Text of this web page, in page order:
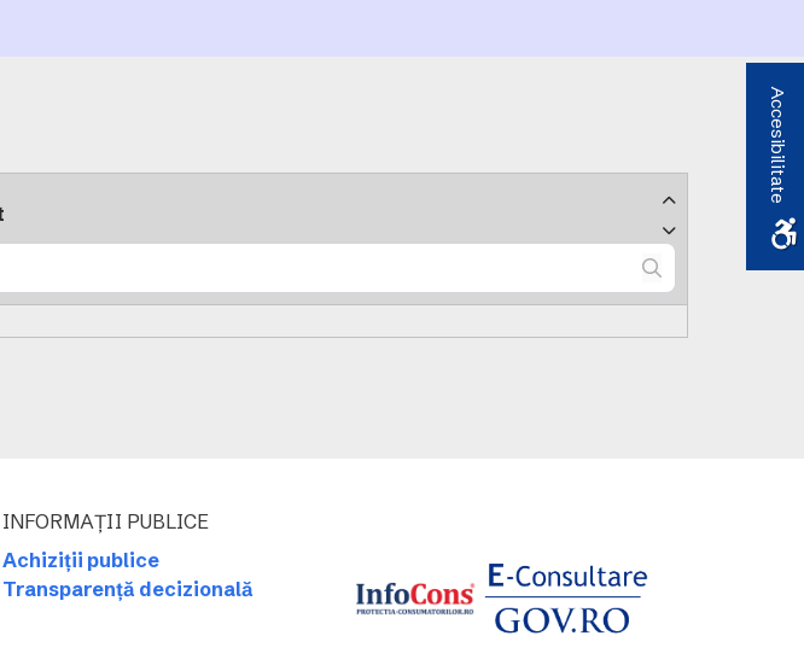
INFORMAȚII PUBLICE
Achiziții publice
Transparență decizională
Accesibilitate